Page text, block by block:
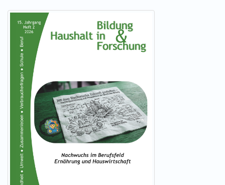
Alltagsbewältigung und Lebensgestaltung, 3)
unterstützt die Konzeption innovativer und
praxisrelevanter Lösungsansätze in der Ernährungs-,
Gesundheits- und Verbraucherbildung, 4) umfasst
jeweils ein Schwerpunktthema mit entsprechenden
Einzelbeiträgen, daneben auch aktuelle,
schwerpunktunabhängige Beiträge.
Informationen für Autor*innen|Informationen für
Bibliothekar*innen|Informationen für Leser*innen
Zeitschriften-Onlineshop|Preise|Mediadaten
Mail-Alerts|Newsletter|FAQ|Kontakt